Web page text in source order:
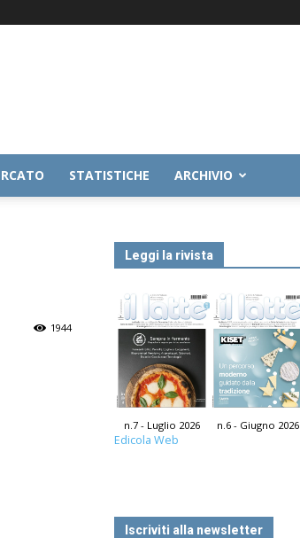
STATISTICHE ARCHIVIO
1944
Leggi la rivista
n.7 - Luglio 2026 n.6 - Giugno 2026
Edicola Web
Iscriviti alla newsletter